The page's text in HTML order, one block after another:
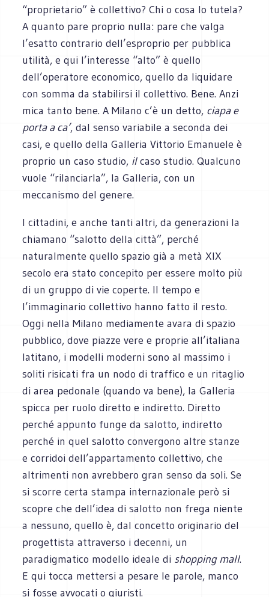
“proprietario” è collettivo? Chi o cosa lo tutela?
A quanto pare proprio nulla: pare che valga
l’esatto contrario dell’esproprio per pubblica
utilità, e qui l’interesse “alto” è quello
dell’operatore economico, quello da liquidare
con somma da stabilirsi il collettivo. Bene. Anzi
mica tanto bene. A Milano c’è un detto, ciapa e
porta a ca’, dal senso variabile a seconda dei
casi, e quello della Galleria Vittorio Emanuele è
proprio un caso studio, ilcaso studio. Qualcuno
vuole “rilanciarla”, la Galleria, con un
meccanismo del genere.
I cittadini, e anche tanti altri, da generazioni la
chiamano “salotto della città”, perché
naturalmente quello spazio già a metà XIX
secolo era stato concepito per essere molto più
di un gruppo di vie coperte. Il tempo e
l’immaginario collettivo hanno fatto il resto.
Oggi nella Milano mediamente avara di spazio
pubblico, dove piazze vere e proprie all’italiana
latitano, i modelli moderni sono al massimo i
soliti risicati fra un nodo di traffico e un ritaglio
di area pedonale (quando va bene), la Galleria
spicca per ruolo diretto e indiretto. Diretto
perché appunto funge da salotto, indiretto
perché in quel salotto convergono altre stanze
e corridoi dell’appartamento collettivo, che
altrimenti non avrebbero gran senso da soli. Se
si scorre certa stampa internazionale però si
scopre che dell’idea di salotto non frega niente
a nessuno, quello è, dal concetto originario del
progettista attraverso i decenni, un
paradigmatico modello ideale di shopping mall.
E qui tocca mettersi a pesare le parole, manco
si fosse avvocati o giuristi.